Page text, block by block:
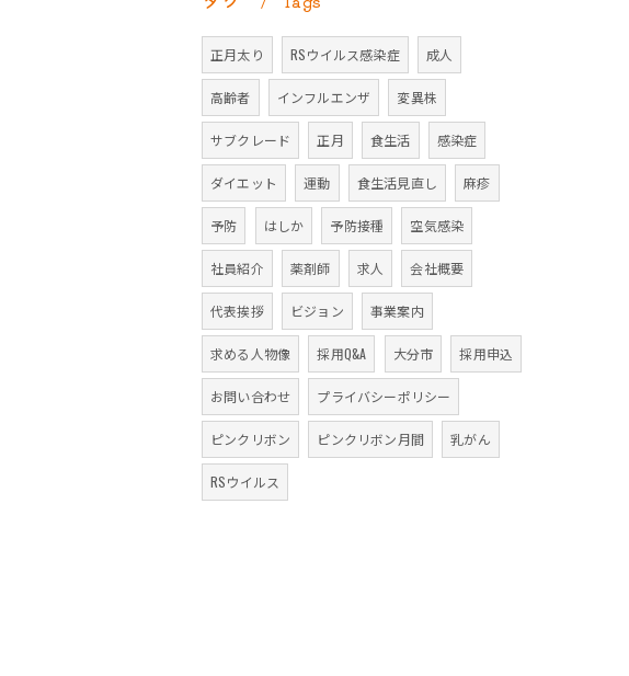
正月太り RSウイルス感染症 成人
高齢者 インフルエンザ 変異株
サブクレード 正月 食生活 感染症
ダイエット 運動 食生活見直し 麻疹
予防 はしか 予防接種 空気感染
社員紹介 薬剤師 求人 会社概要
代表挨拶 ビジョン 事業案内
求める人物像 採用Q&A 大分市 採用申込
お問い合わせ プライバシーポリシー
ピンクリボン ピンクリボン月間 乳がん
RSウイルス